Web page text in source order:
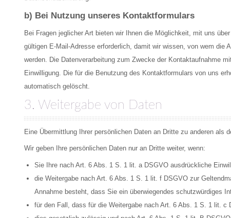
b) Bei Nutzung unseres Kontaktformulars
Bei Fragen jeglicher Art bieten wir Ihnen die Möglichkeit, mit uns
gültigen E-Mail-Adresse erforderlich, damit wir wissen, von wem die
werden. Die Datenverarbeitung zum Zwecke der Kontaktaufnahme
Einwilligung. Die für die Benutzung des Kontaktformulars von uns
automatisch gelöscht.
3. Weitergabe von Daten
Eine Übermittlung Ihrer persönlichen Daten an Dritte zu anderen als
Wir geben Ihre persönlichen Daten nur an Dritte weiter, wenn:
Sie Ihre nach Art. 6 Abs. 1 S. 1 lit. a DSGVO ausdrückliche
die Weitergabe nach Art. 6 Abs. 1 S. 1 lit. f DSGVO zur
Annahme besteht, dass Sie ein überwiegendes schutzwürdiges
für den Fall, dass für die Weitergabe nach Art. 6 Abs. 1 S. 1 lit.